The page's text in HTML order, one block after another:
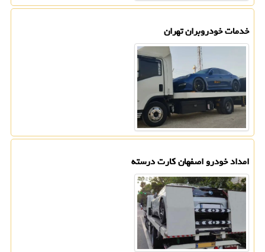
خدمات خودروبران تهران
امداد خودرو اصفهان کارت درسته